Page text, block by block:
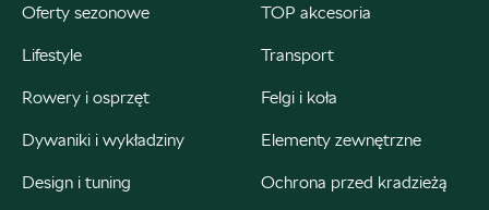
Bednarek
Oferty sezonowe TOP akcesoria
Lifestyle Transport
Rowery i osprzęt Felgi i koła
Dywaniki i wykładziny Elementy zewnętrzne
Design i tuning Ochrona przed kradzieżą